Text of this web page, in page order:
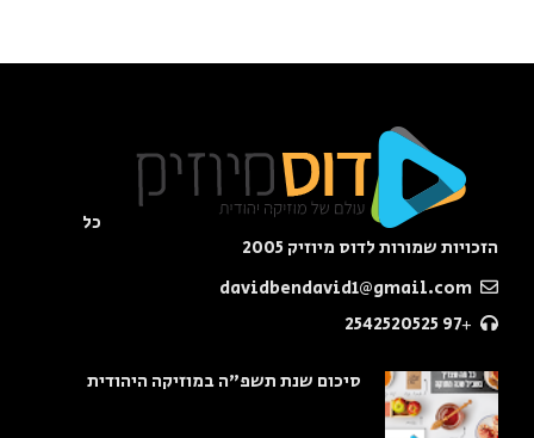
כל
הזכויות שמורות לדוס מיוזיק 2005
+97 2542520525
סיכום שנת תשפ"ה במוזיקה היהודית